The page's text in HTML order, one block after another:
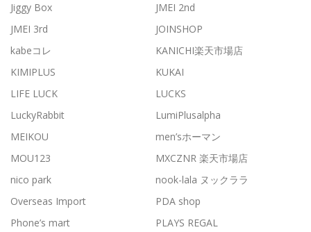
Jiggy Box
JMEI 2nd
JMEI 3rd
JOINSHOP
kabeコレ
KANICHI楽天市場店
KIMIPLUS
KUKAI
LIFE LUCK
LUCKS
LuckyRabbit
LumiPlusalpha
MEIKOU
men’sホーマン
MOU123
MXCZNR 楽天市場店
nico park
nook-lala ヌックララ
Overseas Import
PDA shop
Phone’s mart
PLAYS REGAL